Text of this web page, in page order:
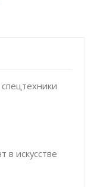
в искусстве